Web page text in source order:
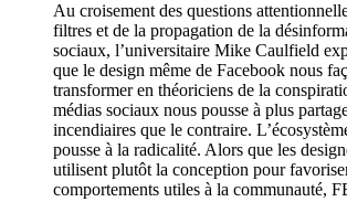
Au croisement des questions
filtres et de la propagation de la
sociaux, l’universitaire Mike Caulfield
que le design même de Facebook nous
transformer en théoriciens de la
médias sociaux nous pousse à plus
incendiaires que le contraire.
pousse à la radicalité. Alors que les
utilisent plutôt la conception pour
comportements utiles à la communauté,